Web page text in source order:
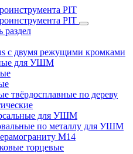
PIT
PIT
раздел
c двумя режущими кромками
для УШМ
твёрдосплавные по дереву
для УШМ
по металлу для УШМ
M14
торцевые